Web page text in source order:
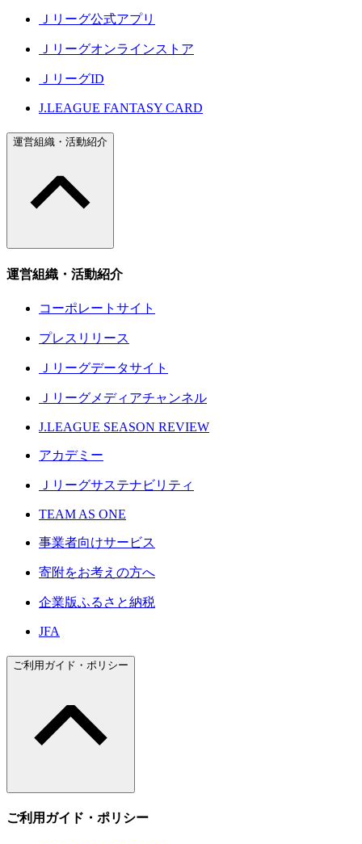
Ｊリーグ公式アプリ
Ｊリーグオンラインストア
ＪリーグID
J.LEAGUE FANTASY CARD
運営組織・活動紹介
運営組織・活動紹介
コーポレートサイト
プレスリリース
Ｊリーグデータサイト
Ｊリーグメディアチャンネル
J.LEAGUE SEASON REVIEW
アカデミー
Ｊリーグサステナビリティ
TEAM AS ONE
事業者向けサービス
寄附をお考えの方へ
企業版ふるさと納税
JFA
ご利用ガイド・ポリシー
ご利用ガイド・ポリシー